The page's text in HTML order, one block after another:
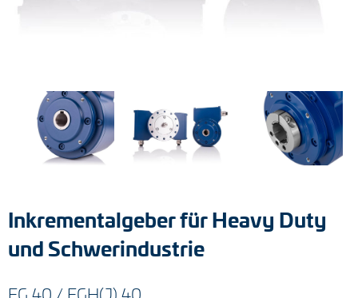
Tacho-Generatoren
Impulsverteiler
Impulsumformer
Frequenz-Spannungs-Wandler
Inkrementalgeber für Heavy Duty
und Schwerindustrie
FG 40 / FGH(J) 40